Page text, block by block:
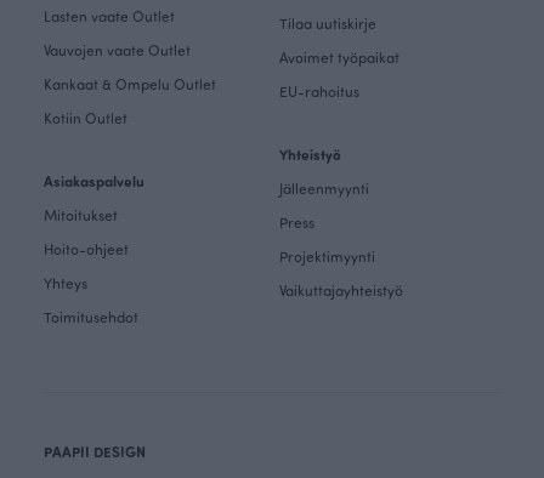
Lasten vaate Outlet
Vauvojen vaate Outlet
Kankaat & Ompelu Outlet
Kotiin Outlet
Asiakaspalvelu
Mitoitukset
Hoito-ohjeet
Yhteys
Toimitusehdot
Tilaa uutiskirje
Avoimet työpaikat
EU-rahoitus
Yhteistyö
Jälleenmyynti
Press
Projektimyynti
Vaikuttajayhteistyö
PAAPII DESIGN